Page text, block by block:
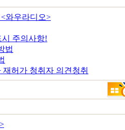
와우라디오>
주의사항!
법
허가 청취자 의견청취